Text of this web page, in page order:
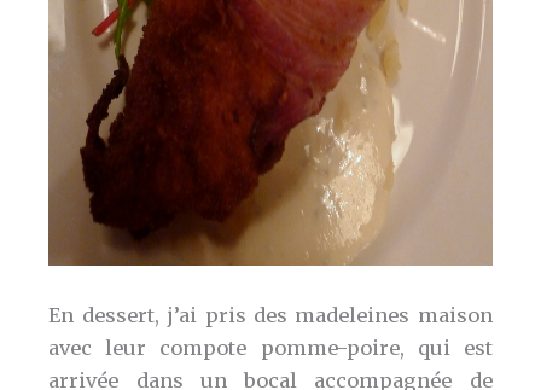
En dessert, j’ai pris des madeleines maison
avec leur compote pomme-poire, qui est
arrivée dans un bocal accompagnée de